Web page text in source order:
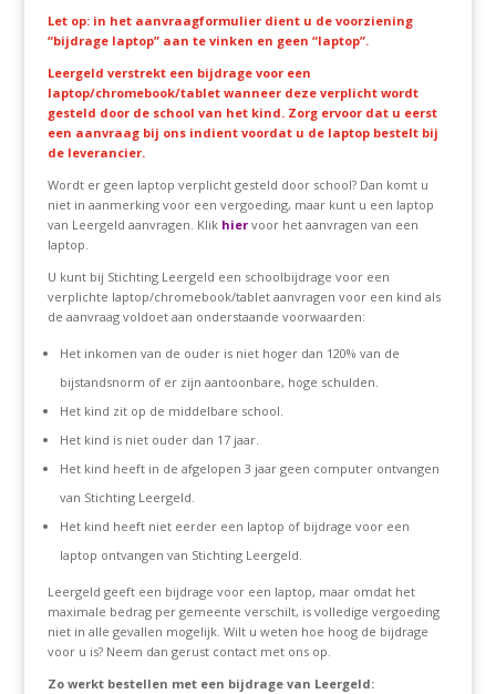
Let op: in het aanvraagformulier dient u de voorziening
“bijdrage laptop” aan te vinken en geen “laptop”.
Leergeld verstrekt een bijdrage voor een
laptop/chromebook/tablet wanneer deze verplicht wordt
gesteld door de school van het kind. Zorg ervoor dat u eerst
een aanvraag bij ons indient voordat u de laptop bestelt bij
de leverancier.
Wordt er geen laptop verplicht gesteld door school? Dan komt u
niet in aanmerking voor een vergoeding, maar kunt u een laptop
van Leergeld aanvragen. Klik hiervoor het aanvragen van een
laptop.
U kunt bij Stichting Leergeld een schoolbijdrage voor een
verplichte laptop/chromebook/tablet aanvragen voor een kind als
de aanvraag voldoet aan onderstaande voorwaarden:
Het inkomen van de ouder is niet hoger dan 120% van de
bijstandsnorm of er zijn aantoonbare, hoge schulden.
Het kind zit op de middelbare school.
Het kind is niet ouder dan 17 jaar.
Het kind heeft in de afgelopen 3 jaar geen computer ontvangen
van Stichting Leergeld.
Het kind heeft niet eerder een laptop of bijdrage voor een
laptop ontvangen van Stichting Leergeld.
Leergeld geeft een bijdrage voor een laptop, maar omdat het
maximale bedrag per gemeente verschilt, is volledige vergoeding
niet in alle gevallen mogelijk. Wilt u weten hoe hoog de bijdrage
voor u is? Neem dan gerust contact met ons op.
Zo werkt bestellen met een bijdrage van Leergeld: